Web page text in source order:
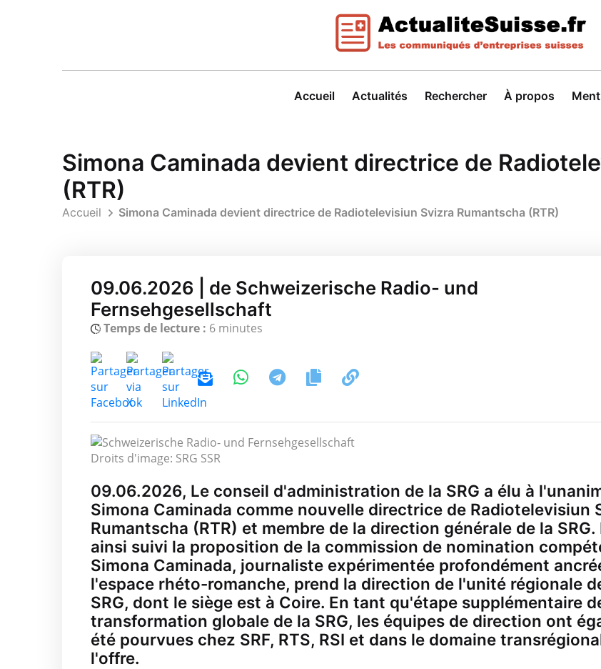
Accueil Actualités Rechercher À propos
Simona Caminada devient directrice de
(RTR)
Accueil Simona Caminada devient directrice de Radiotelevisiun Svizra Rumantscha (RTR)
09.06.2026 | de Schweizerische Radio- und
Fernsehgesellschaft
Temps de lecture : 6 minutes
Droits d'image: SRG SSR
09.06.2026, Le conseil d'administration de la SRG a élu à
Simona Caminada comme nouvelle directrice de Radiotelevisiun
Rumantscha (RTR) et membre de la direction générale de la SRG.
ainsi suivi la proposition de la commission de nomination
Simona Caminada, journaliste expérimentée profondément
l'espace rhéto-romanche, prend la direction de l'unité régionale
SRG, dont le siège est à Coire. En tant qu'étape supplémentaire
transformation globale de la SRG, les équipes de direction ont
été pourvues chez SRF, RTS, RSI et dans le domaine
l'offre.